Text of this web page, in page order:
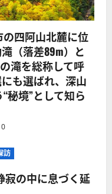
四阿山北麓に位
（落差89m）と
滝を総称して呼
も選ばれ、深山
秘境”として知ら
0
訪
寂の中に息づく延